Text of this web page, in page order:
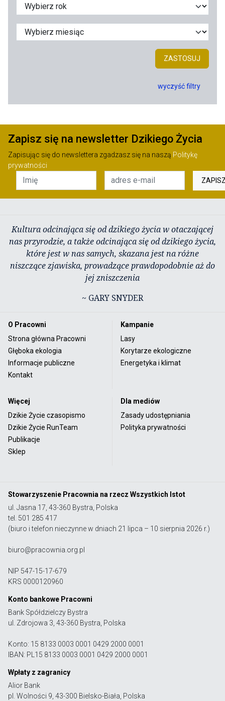
ZASTOSUJ
wyczyść filtry
Zapisz się na newsletter Dzikiego Życia
Zapisując się do newslettera zgadzasz się na naszą Politykę
prywatności
Kultura odcinająca się od dzikiego życia w otaczającej
nas przyrodzie, a także odcinająca się od dzikiego życia,
które jest w nas samych, skazana jest na różne
niszczące zjawiska, prowadzące prawdopodobnie aż do
jej zniszczenia
~ GARY SNYDER
O Pracowni
Strona główna Pracowni
Głęboka ekologia
Informacje publiczne
Kontakt
Kampanie
Lasy
Korytarze ekologiczne
Energetyka i klimat
Więcej
Dzikie Życie czasopismo
Dzikie Życie RunTeam
Publikacje
Sklep
Dla mediów
Zasady udostępniania
Polityka prywatności
Stowarzyszenie Pracownia na rzecz Wszystkich Istot
ul. Jasna 17, 43-360 Bystra, Polska
tel. 501 285 417
(biuro i telefon nieczynne w dniach 21 lipca – 10 sierpnia 2026 r.)
biuro@pracownia.org.pl
NIP 547-15-17-679
KRS 0000120960
Konto bankowe Pracowni
Bank Spółdzielczy Bystra
ul. Zdrojowa 3, 43-360 Bystra, Polska
Konto: 15 8133 0003 0001 0429 2000 0001
IBAN: PL15 8133 0003 0001 0429 2000 0001
Wpłaty z zagranicy
Alior Bank
pl. Wolności 9, 43-300 Bielsko-Biała, Polska